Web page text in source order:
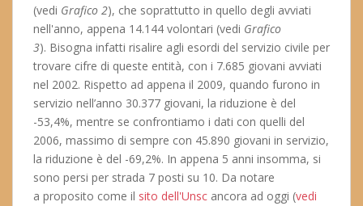
(vedi Grafico 2), che soprattutto in quello degli avviati
nell'anno, appena 14.144 volontari (vedi Grafico
3). Bisogna infatti risalire agli esordi del servizio civile per
trovare cifre di queste entità, con i 7.685 giovani avviati
nel 2002. Rispetto ad appena il 2009, quando furono in
servizio nell’anno 30.377 giovani, la riduzione è del
-53,4%, mentre se confrontiamo i dati con quelli del
2006, massimo di sempre con 45.890 giovani in servizio,
la riduzione è del -69,2%. In appena 5 anni insomma, si
sono persi per strada 7 posti su 10. Da notare
a proposito come il sito dell'Unsc ancora ad oggi (vedi